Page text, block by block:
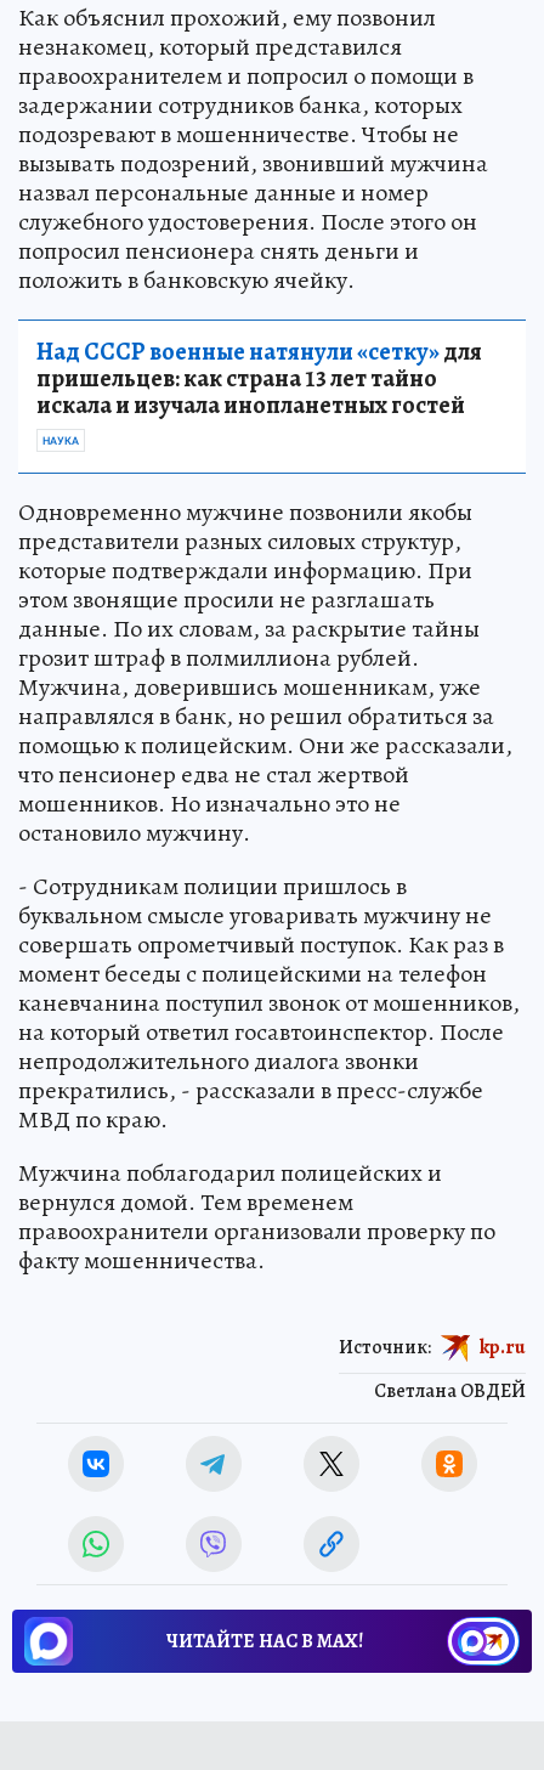
Как объяснил прохожий, ему позвонил
незнакомец, который представился
правоохранителем и попросил о помощи в
задержании сотрудников банка, которых
подозревают в мошенничестве. Чтобы не
вызывать подозрений, звонивший мужчина
назвал персональные данные и номер
служебного удостоверения. После этого он
попросил пенсионера снять деньги и
положить в банковскую ячейку.
Над СССР военные натянули «сетку»для
пришельцев: как страна 13 лет тайно
искала и изучала инопланетных гостей
НАУКА
Одновременно мужчине позвонили якобы
представители разных силовых структур,
которые подтверждали информацию. При
этом звонящие просили не разглашать
данные. По их словам, за раскрытие тайны
грозит штраф в полмиллиона рублей.
Мужчина, доверившись мошенникам, уже
направлялся в банк, но решил обратиться за
помощью к полицейским. Они же рассказали,
что пенсионер едва не стал жертвой
мошенников. Но изначально это не
остановило мужчину.
- Сотрудникам полиции пришлось в
буквальном смысле уговаривать мужчину не
совершать опрометчивый поступок. Как раз в
момент беседы с полицейскими на телефон
каневчанина поступил звонок от мошенников,
на который ответил госавтоинспектор. После
непродолжительного диалога звонки
прекратились, - рассказали в пресс-службе
МВД по краю.
Мужчина поблагодарил полицейских и
вернулся домой. Тем временем
правоохранители организовали проверку по
факту мошенничества.
Светлана ОВДЕЙ
Источник: kp.ru
ЧИТАЙТЕ НАС В МАХ!